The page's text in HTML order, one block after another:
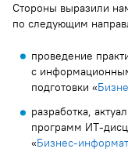
Стороны выразили
по следующим
проведение
с
подготовки «
разработка,
программ ИТ-
«Бизнес-